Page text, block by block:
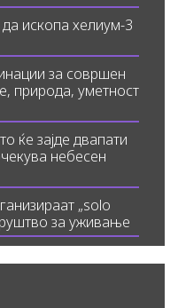
ископа хелиум-3
за совршен
природа, уметност
ќе зајде двапати
небесен
„solo
за уживање